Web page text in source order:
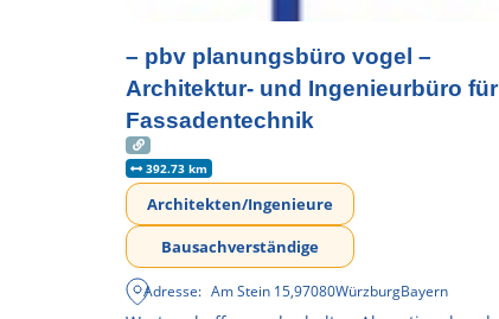
– pbv planungsbüro vogel –
Architektur- und Ingenieurbüro für
Fassadentechnik
392.73 km
Architekten/Ingenieure
Bausachverständige
Adresse: Am Stein 15,97080WürzburgBayern